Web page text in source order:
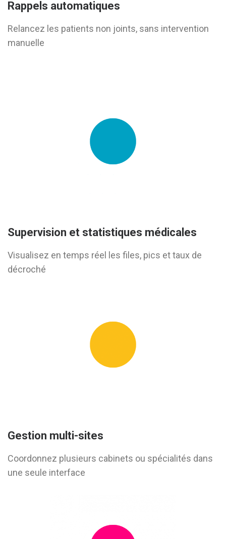
Rappels automatiques
Relancez les patients non joints, sans intervention
manuelle
Supervision et statistiques médicales
Visualisez en temps réel les files, pics et taux de
décroché
Gestion multi-sites
Coordonnez plusieurs cabinets ou spécialités dans
une seule interface